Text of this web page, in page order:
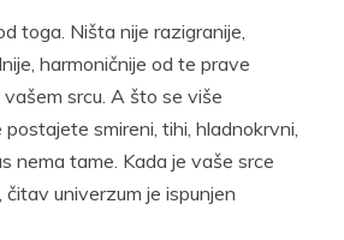
toga. Ništa nije razigranije,
harmoničnije od te prave
srcu. A što se više
smireni, tihi, hladnokrvni,
nema tame. Kada je vaše srce
univerzum je ispunjen